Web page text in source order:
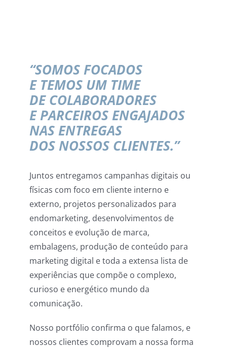
“SOMOS FOCADOS
E TEMOS UM TIME
DE COLABORADORES
E PARCEIROS ENGAJADOS
NAS ENTREGAS
DOS NOSSOS CLIENTES.”
Juntos entregamos campanhas digitais ou
físicas com foco em cliente interno e
externo, projetos personalizados para
endomarketing, desenvolvimentos de
conceitos e evolução de marca,
embalagens, produção de conteúdo para
marketing digital e toda a extensa lista de
experiências que compõe o complexo,
curioso e energético mundo da
comunicação.
Nosso portfólio confirma o que falamos, e
nossos clientes comprovam a nossa forma